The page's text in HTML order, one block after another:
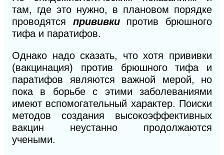
там, где это нужно, в плановом порядке
проводятся прививки
против брюшного
тифа и паратифов.
Однако надо сказать, что хотя прививки
(вакцинация) против брюшного тифа и
паратифов являются важной мерой, но
пока в борьбе с этими заболеваниями
имеют вспомогательный характер. Поиски
методов создания высокоэффективных
вакцин неустанно продолжаются
учеными.